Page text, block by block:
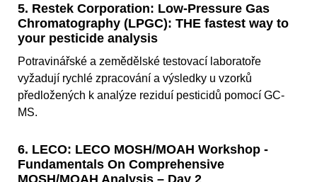
5. Restek Corporation: Low-Pressure Gas
Chromatography (LPGC): THE fastest way to
your pesticide analysis
Potravinářské a zemědělské testovací laboratoře
vyžadují rychlé zpracování a výsledky u vzorků
předložených k analýze reziduí pesticidů pomocí GC-
MS.
6. LECO: LECO MOSH/MOAH Workshop -
Fundamentals On Comprehensive
MOSH/MOAH Analysis – Day 2